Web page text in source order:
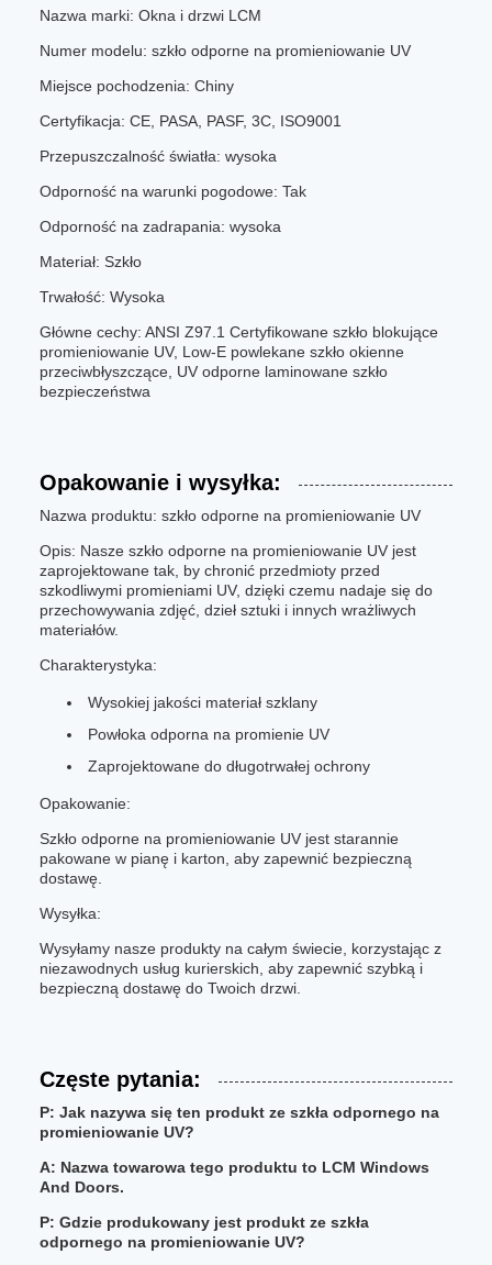
Nazwa marki: Okna i drzwi LCM
Numer modelu: szkło odporne na promieniowanie UV
Miejsce pochodzenia: Chiny
Certyfikacja: CE, PASA, PASF, 3C, ISO9001
Przepuszczalność światła: wysoka
Odporność na warunki pogodowe: Tak
Odporność na zadrapania: wysoka
Materiał: Szkło
Trwałość: Wysoka
Główne cechy: ANSI Z97.1 Certyfikowane szkło blokujące
promieniowanie UV, Low-E powlekane szkło okienne
przeciwbłyszczące, UV odporne laminowane szkło
bezpieczeństwa
Opakowanie i wysyłka:
Nazwa produktu: szkło odporne na promieniowanie UV
Opis: Nasze szkło odporne na promieniowanie UV jest
zaprojektowane tak, by chronić przedmioty przed
szkodliwymi promieniami UV, dzięki czemu nadaje się do
przechowywania zdjęć, dzieł sztuki i innych wrażliwych
materiałów.
Charakterystyka:
Wysokiej jakości materiał szklany
Powłoka odporna na promienie UV
Zaprojektowane do długotrwałej ochrony
Opakowanie:
Szkło odporne na promieniowanie UV jest starannie
pakowane w pianę i karton, aby zapewnić bezpieczną
dostawę.
Wysyłka:
Wysyłamy nasze produkty na całym świecie, korzystając z
niezawodnych usług kurierskich, aby zapewnić szybką i
bezpieczną dostawę do Twoich drzwi.
Częste pytania:
P: Jak nazywa się ten produkt ze szkła odpornego na
promieniowanie UV?
A: Nazwa towarowa tego produktu to LCM Windows
And Doors.
P: Gdzie produkowany jest produkt ze szkła
odpornego na promieniowanie UV?